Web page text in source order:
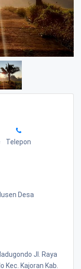
Telepon
Desa
Jl. Raya
Kec. Kajoran Kab.